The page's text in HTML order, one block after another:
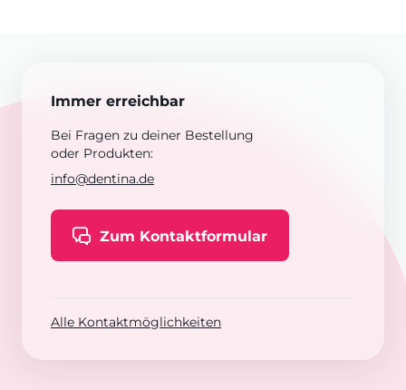
Immer erreichbar
Bei Fragen zu deiner Bestellung
oder Produkten:
info@dentina.de
Zum Kontaktformular
Alle Kontaktmöglichkeiten